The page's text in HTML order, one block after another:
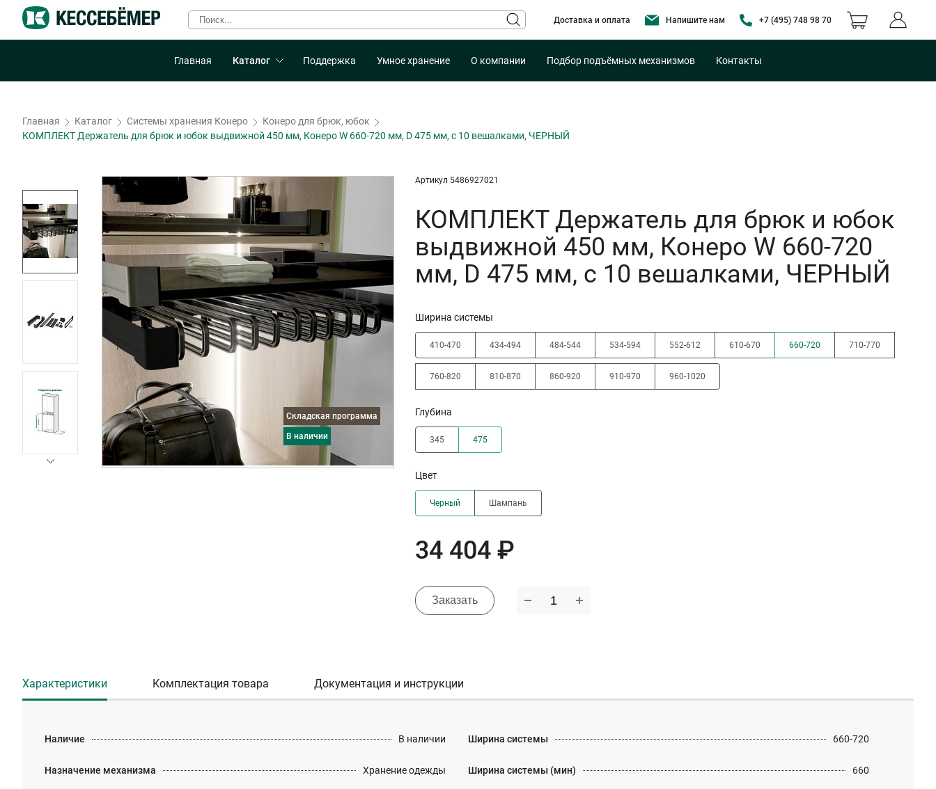
Доставка и оплата Напишите нам +7 (495) 748 98 70
Главная Каталог Поддержка Умное хранение О компании Подбор подъёмных механизмов Контакты
Главная Каталог Системы хранения Конеро
Конеро для брюк, юбок
КОМПЛЕКТ Держатель для брюк и юбок выдвижной 450 мм, Конеро W 660-720 мм, D 475 мм, с 10 вешалками, ЧЕРНЫЙ
Складская программа
в наличии
Артикул 5486927021
КОМПЛЕКТ Держатель для брюк и юбок
выдвижной 450 мм, Конеро W 660-720
мм, D 475 мм, с 10 вешалками, ЧЕРНЫЙ
Ширина системы
410-470 434-494 484-544 534-594 552-612 610-670 660-720 710-770
760-820 810-870 860-920 910-970 960-1020
Глубина
345 475
Цвет
Черный Шампань
34 404 ₽
Заказать
Характеристики Комплектация товара Документация и инструкции
Наличие В наличии
Назначение механизма Хранение одежды
Ширина системы 660-720
Ширина системы (мин) 660